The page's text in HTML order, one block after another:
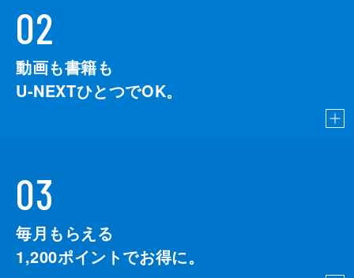
02
動画も書籍も
U-NEXTひとつでOK。
03
毎月もらえる
1,200ポイントでお得に。